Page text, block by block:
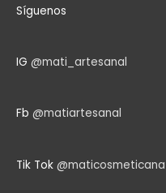
Síguenos
IG @mati_artesanal
Fb @matiartesanal
Tik Tok